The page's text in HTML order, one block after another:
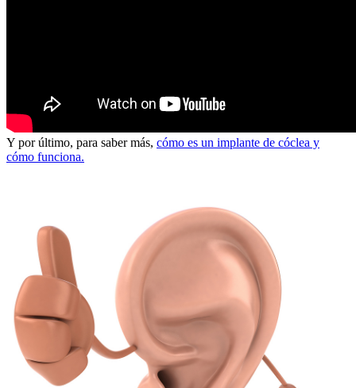
Y por último, para saber más, cómo es un implante de cóclea y
cómo funciona.